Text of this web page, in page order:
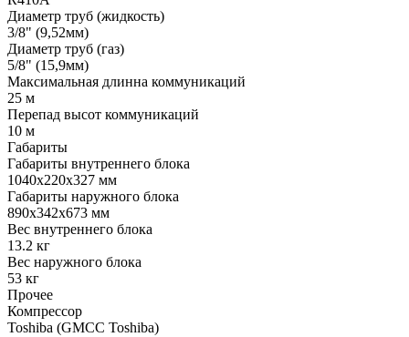
Диаметр труб (жидкость)
3/8" (9,52мм)
Диаметр труб (газ)
5/8" (15,9мм)
Максимальная длинна коммуникаций
25 м
Перепад высот коммуникаций
10 м
Габариты
Габариты внутреннего блока
1040x220x327 мм
Габариты наружного блока
890x342x673 мм
Вес внутреннего блока
13.2 кг
Вес наружного блока
53 кг
Прочее
Компрессор
Toshiba (GMCC Toshiba)